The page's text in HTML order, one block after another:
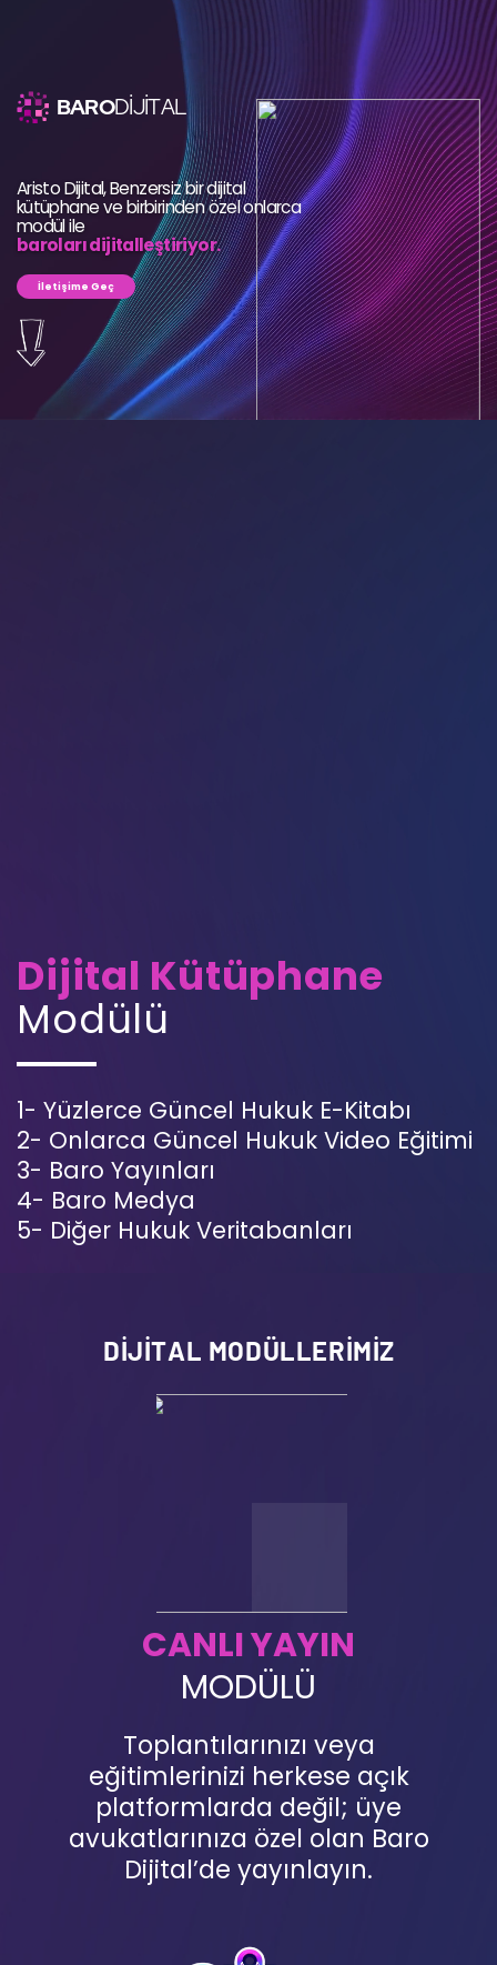
BARODİJİTAL
Aristo Dijital, Benzersiz bir dijital
kütüphane ve birbirinden özel onlarca
modülile
baroları dijitalleştiriyor.
İletişime Geç
Dijital Kütüphane
Modülü
1- Yüzlerce Güncel Hukuk E-Kitabı
2- Onlarca Güncel Hukuk Video Eğitimi
3- Baro Yayınları
4- Baro Medya
5- Diğer Hukuk Veritabanları
DIJITAL MODÜLLERIMIZ
CANLI YAYIN
MODÜLÜ
Toplantılarınızı veya
eğitimlerinizi herkese açık
platformlarda değil; üye
avukatlarınıza özel olan Baro
Dijital’de yayınlayın.